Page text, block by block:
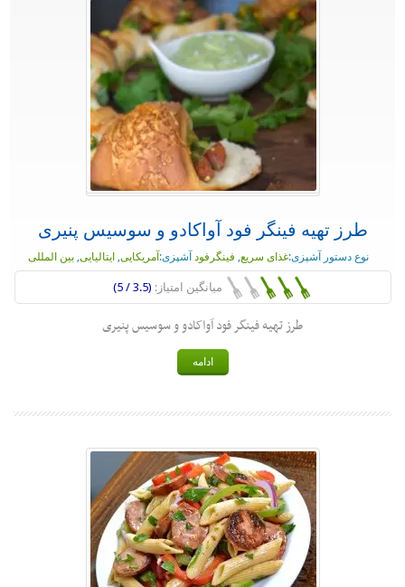
طرز تهیه فینگر فود آواکادو و سوسیس پنیری
نوع دستور آشپزی:غذای سریع, فینگرفود آشپزی: آمریکایی, ایتالیایی,بین المللی
میانگین امتیاز: (3.5 / 5)
طرز تهیه فینگر فود آواکادو و سوسیس پنیری
ادامه